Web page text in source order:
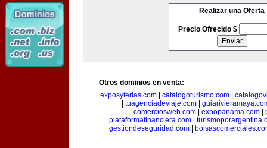
Realizar una Oferta
Precio Ofrecido $
Otros dominios en venta:
exposyferias.com
catalogoturismo.com
tuagenciadeviaje.com|
comerciosweb.com
expopanama.com
plataformafinanciera.com
gestiondeseguridad.com